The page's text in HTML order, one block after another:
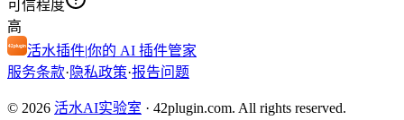
可信程度
高
活水插件|你的 AI 插件管家
服务条款· 隐私政策·报告问题
© 2026 活水AI实验室 · 42plugin.com. All rights reserved.